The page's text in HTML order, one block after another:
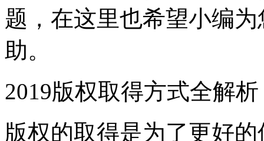
题，在这里也希望小编
助。
2019版权取得方式全解析
版权的取得是为了更好